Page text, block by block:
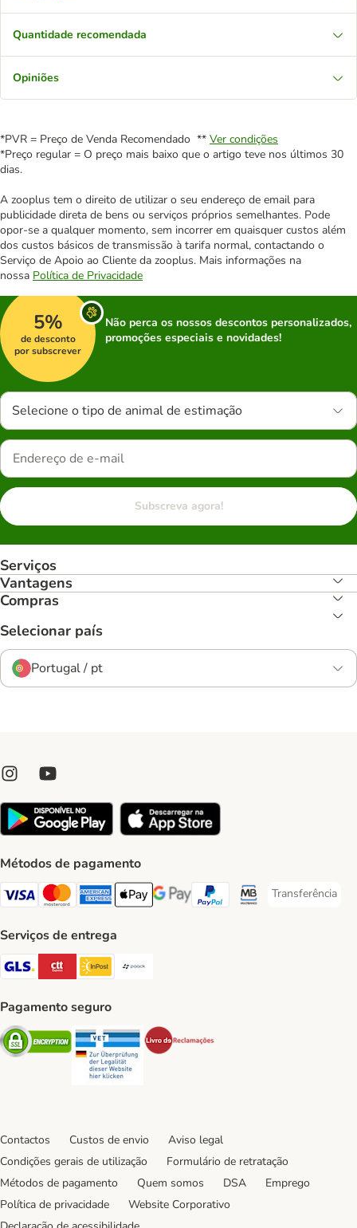
Quantidade recomendada
Opiniões
*PVR = Preço de Venda Recomendado ** Ver condições
*Preço regular = O preço mais baixo que o artigo teve nos últimos 30
dias.
A zooplus tem o direito de utilizar o seu endereço de email para
publicidade direta de bens ou serviços próprios semelhantes. Pode
opor-se a qualquer momento, sem incorrer em quaisquer custos além
dos custos básicos de transmissão à tarifa normal, contactando o
Serviço de Apoio ao Cliente da zooplus. Mais informações na
nossa Política de Privacidade
5%
de desconto
por subscrever
Não perca os nossos descontos personalizados,
promoções especiais e novidades!
Selecione o tipo de animal de estimação
Subscreva agora!
Serviços
Vantagens
Compras
Selecionar país
Portugal / pt
Métodos de pagamento
Visa Payment Method
Mastercard Payment Method
American Express Payment Method
Apple Pay Payment Method
Google Pay Payment Method
PayPal Payment Method
Multibanco Payment
Transferência
Transferência
Serviços de entrega
GLS Shipping Method
CTTExpress Shipping Method
InPost Shipping Method
Pagamento seguro
Security Security
Contactos Custos de envio
Aviso legal
Condições gerais de utilização
Formulário de retratação
Métodos de pagamento
Quem somos DSA
Emprego
Política de privacidade
Website Corporativo